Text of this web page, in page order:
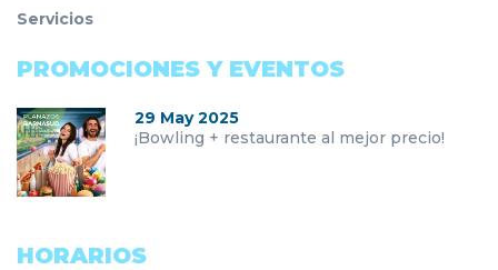
Servicios
PROMOCIONES Y EVENTOS
29 May 2025
¡Bowling + restaurante al mejor precio!
HORARIOS